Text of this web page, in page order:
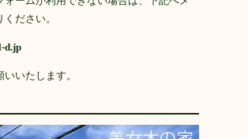
ださい。
d.jp
いたします。